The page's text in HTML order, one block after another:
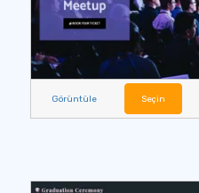
Görüntüle Seçin